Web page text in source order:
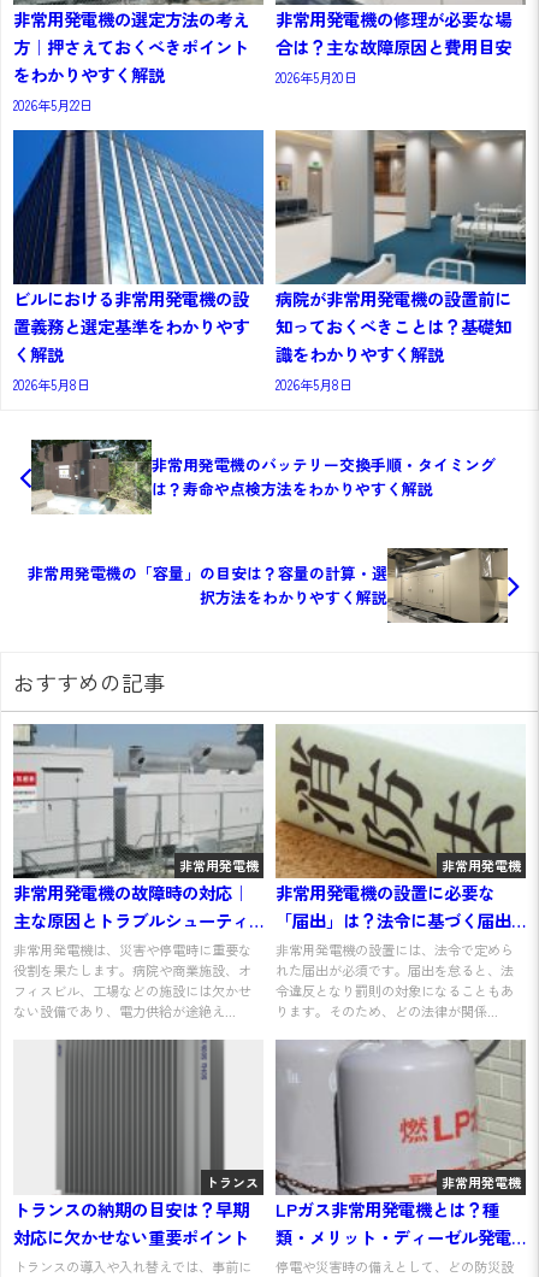
非常用発電機の選定方法の考え
方｜押さえておくべきポイント
をわかりやすく解説
2026年5月22日
非常用発電機の修理が必要な場
合は？主な故障原因と費用目安
2026年5月20日
ビルにおける非常用発電機の設
置義務と選定基準をわかりやす
く解説
2026年5月8日
病院が非常用発電機の設置前に
知っておくべきことは？基礎知
識をわかりやすく解説
2026年5月8日
非常用発電機のバッテリー交換手順・タイミング
は？寿命や点検方法をわかりやすく解説
非常用発電機の「容量」の目安は？容量の計算・選
択方法をわかりやすく解説
おすすめの記事
非常用発電機
非常用発電機の故障時の対応｜
主な原因とトラブルシューティ
ング方法
非常用発電機は、災害や停電時に重要な
役割を果たします。病院や商業施設、オ
フィスビル、工場などの施設には欠かせ
ない設備であり、電力供給が途絶え...
非常用発電機
非常用発電機の設置に必要な
「届出」は？法令に基づく届出
をわかりやすく解説
非常用発電機の設置には、法令で定めら
れた届出が必須です。届出を怠ると、法
令違反となり罰則の対象になることもあ
ります。そのため、どの法律が関係...
トランス
トランスの納期の目安は？早期
対応に欠かせない重要ポイント
トランスの導入や入れ替えでは、事前に
非常用発電機
LPガス非常用発電機とは？種
類・メリット・ディーゼル発電
機との違いをわかりやすく解説
停電や災害時の備えとして、どの防災設